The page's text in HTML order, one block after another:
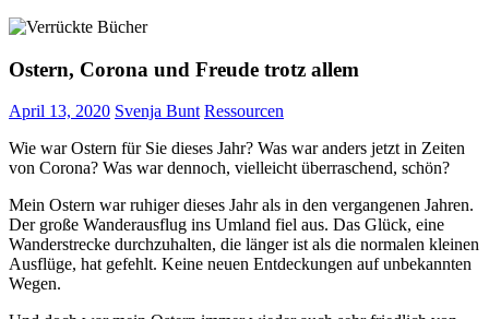
Ostern, Corona und Freude trotz allem
April 13, 2020 Svenja Bunt Ressourcen
Wie war Ostern für Sie dieses Jahr? Was war anders jetzt in Zeiten
von Corona? Was war dennoch, vielleicht überraschend, schön?
Mein Ostern war ruhiger dieses Jahr als in den vergangenen Jahren.
Der große Wanderausflug ins Umland fiel aus. Das Glück, eine
Wanderstrecke durchzuhalten, die länger ist als die normalen kleinen
Ausflüge, hat gefehlt. Keine neuen Entdeckungen auf unbekannten
Wegen.